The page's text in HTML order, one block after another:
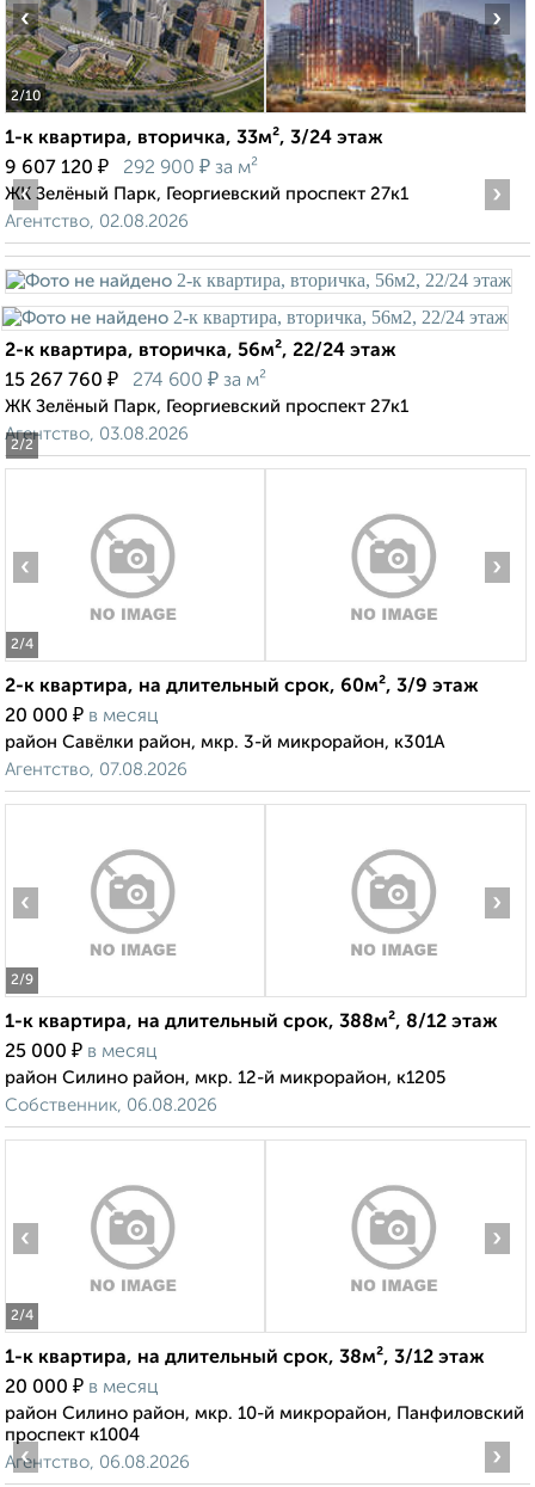
2/10
‹ ›
1-к квартира, вторичка, 33м², 3/24 этаж
9 607 120 ₽ 292 900 ₽ за м²
ЖК Зелёный Парк, Георгиевский проспект 27к1
Агентство, 02.08.2026
2/2
‹ ›
2-к квартира, вторичка, 56м², 22/24 этаж
15 267 760 ₽ 274 600 ₽ за м²
ЖК Зелёный Парк, Георгиевский проспект 27к1
Агентство, 03.08.2026
2/4
‹ ›
2-к квартира, на длительный срок, 60м², 3/9 этаж
20 000 ₽ в месяц
район Савёлки район, мкр. 3-й микрорайон, к301А
Агентство, 07.08.2026
2/9
‹ ›
1-к квартира, на длительный срок, 388м², 8/12 этаж
25 000 ₽ в месяц
район Силино район, мкр. 12-й микрорайон, к1205
Собственник, 06.08.2026
2/4
‹ ›
1-к квартира, на длительный срок, 38м², 3/12 этаж
20 000 ₽ в месяц
район Силино район, мкр. 10-й микрорайон, Панфиловский
проспект к1004
Агентство, 06.08.2026
‹ ›